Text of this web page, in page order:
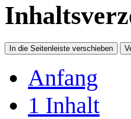
In die Seitenleiste verschieben
Anfang
1 Inhalt